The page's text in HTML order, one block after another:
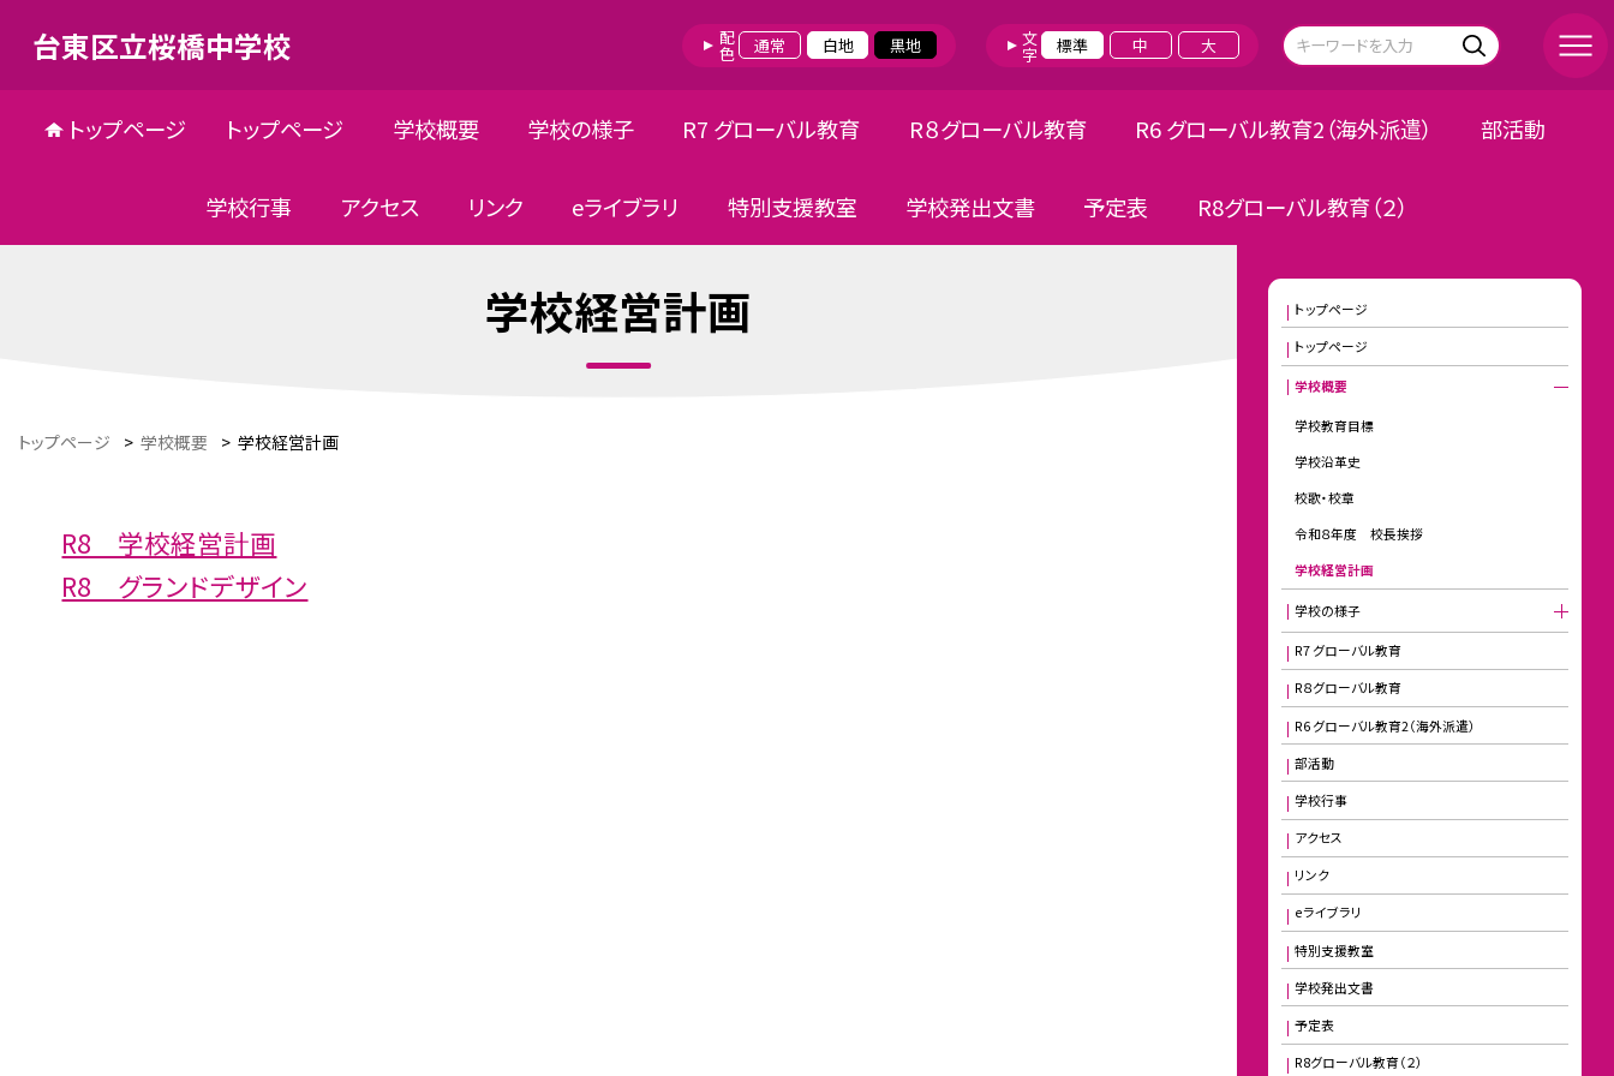
台東区立桜橋中学校 配色 通常 白地 黒地 文字 標準 中 大
トップページ トップページ 学校概要 学校の様子 R7 グローバル教育 R８グローバル教育 R6 グローバル教育2（海外派遣） 部活動
学校行事 アクセス リンク eライブラリ 特別支援教室 学校発出文書 予定表 R8グローバル教育（２）
学校経営計画
トップページ > 学校概要 > 学校経営計画
R8 学校経営計画
R8 グランドデザイン
トップページ
トップページ
学校概要
学校教育目標
学校沿革史
校歌・校章
令和８年度 校長挨拶
学校経営計画
学校の様子
R7 グローバル教育
R８グローバル教育
R6 グローバル教育2（海外派遣）
部活動
学校行事
アクセス
リンク
eライブラリ
特別支援教室
学校発出文書
予定表
R8グローバル教育（２）